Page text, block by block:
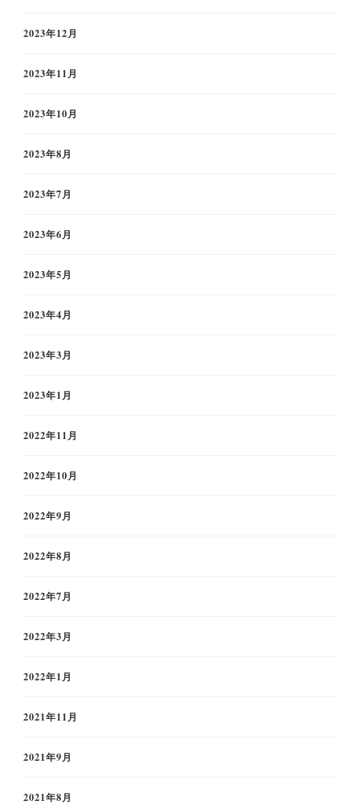
2023年12月
2023年11月
2023年10月
2023年8月
2023年7月
2023年6月
2023年5月
2023年4月
2023年3月
2023年1月
2022年11月
2022年10月
2022年9月
2022年8月
2022年7月
2022年3月
2022年1月
2021年11月
2021年9月
2021年8月